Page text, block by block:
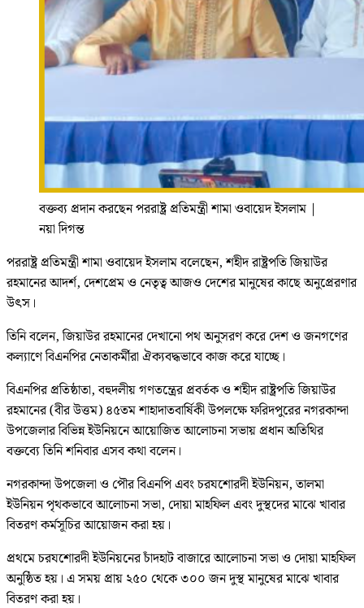
বক্তব্য প্রদান করছেন পররাষ্ট্র প্রতিমন্ত্রী শামা ওবায়েদ ইসলাম |
নয়া দিগন্ত
পররাষ্ট্র প্রতিমন্ত্রী শামা ওবায়েদ ইসলাম বলেছেন, শহীদ রাষ্ট্রপতি জিয়াউর
রহমানের আদর্শ, দেশপ্রেম ও নেতৃত্ব আজও দেশের মানুষের কাছে অনুপ্রেরণার
উৎস।
তিনি বলেন, জিয়াউর রহমানের দেখানো পথ অনুসরণ করে দেশ ও জনগণের
কল্যাণে বিএনপির নেতাকর্মীরা ঐক্যবদ্ধভাবে কাজ করে যাচ্ছে।
বিএনপির প্রতিষ্ঠাতা, বহুদলীয় গণতন্ত্রের প্রবর্তক ও শহীদ রাষ্ট্রপতি জিয়াউর
রহমানের (বীর উত্তম) ৪৫তম শাহাদাতবার্ষিকী উপলক্ষে ফরিদপুরের নগরকান্দা
উপজেলার বিভিন্ন ইউনিয়নে আয়োজিত আলোচনা সভায় প্রধান অতিথির
বক্তব্যে তিনি শনিবার এসব কথা বলেন।
নগরকান্দা উপজেলা ও পৌর বিএনপি এবং চরযশোরদী ইউনিয়ন, তালমা
ইউনিয়ন পৃথকভাবে আলোচনা সভা, দোয়া মাহফিল এবং দুস্থদের মাঝে খাবার
বিতরণ কর্মসূচির আয়োজন করা হয়।
প্রথমে চরযশোরদী ইউনিয়নের চাঁদহাট বাজারে আলোচনা সভা ও দোয়া মাহফিল
অনুষ্ঠিত হয়। এ সময় প্রায় ২৫০ থেকে ৩০০ জন দুস্থ মানুষের মাঝে খাবার
বিতরণ করা হয়।